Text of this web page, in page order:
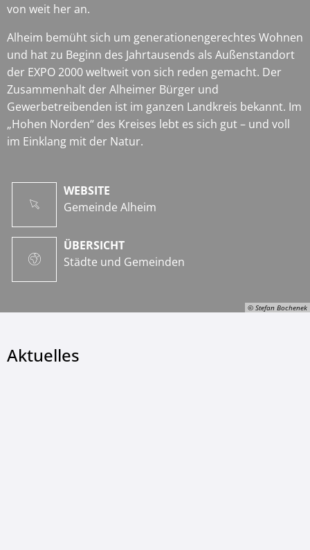
© Stefan Bochenek
von weit her an.
Alheim bemüht sich um generationengerechtes Wohnen
und hat zu Beginn des Jahrtausends als Außenstandort
der EXPO 2000 weltweit von sich reden gemacht. Der
Zusammenhalt der Alheimer Bürger und
Gewerbetreibenden ist im ganzen Landkreis bekannt. Im
„Hohen Norden“ des Kreises lebt es sich gut – und voll
im Einklang mit der Natur.
WEBSITE
Gemeinde Alheim
ÜBERSICHT
Städte und Gemeinden
Aktuelles